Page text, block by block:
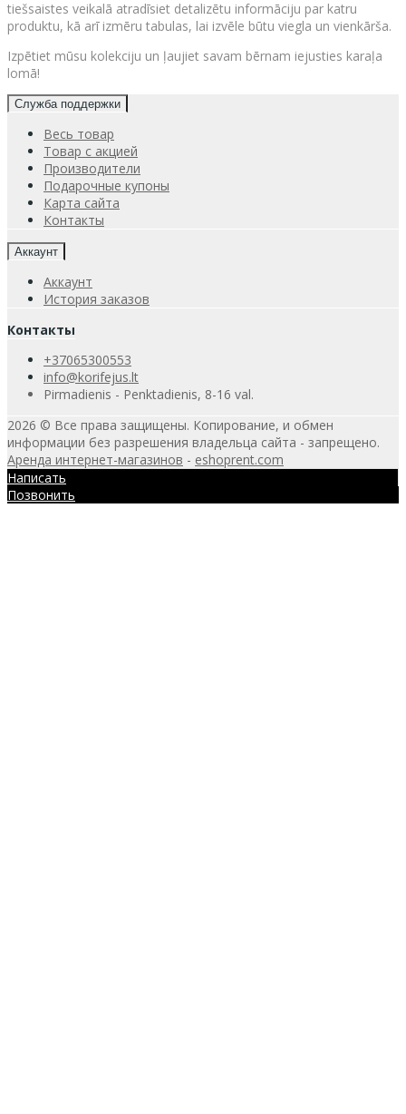
tiešsaistes veikalā atradīsiet detalizētu informāciju par katru
produktu, kā arī izmēru tabulas, lai izvēle būtu viegla un vienkārša.
Izpētiet mūsu kolekciju un ļaujiet savam bērnam iejusties karaļa
lomā!
Служба поддержки
Весь товар
Товар с акцией
Производители
Подарочные купоны
Карта сайта
Контакты
Аккаунт
Аккаунт
История заказов
Контакты
+37065300553
info@korifejus.lt
Pirmadienis - Penktadienis, 8-16 val.
2026 © Все права защищены. Копирование, и обмен
информации без разрешения владельца сайта - запрещено.
Аренда интернет-магазинов - eshoprent.com
Написать
Позвонить